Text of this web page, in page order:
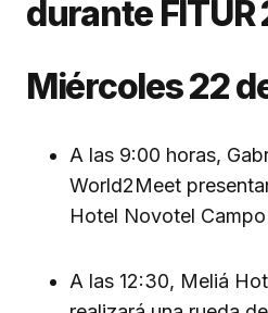
durante FITUR
Miércoles 22
A las 9:00 horas,
World2Meet
Hotel Novotel
A las 12:30, Meliá